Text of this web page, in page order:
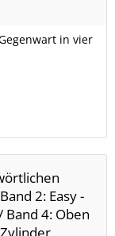
in vier